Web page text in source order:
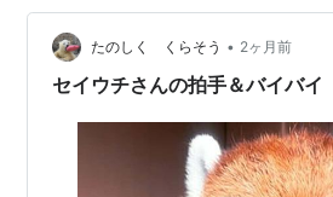
たのしく くらそう • 2ヶ月前
セイウチさんの拍手＆バイバイ